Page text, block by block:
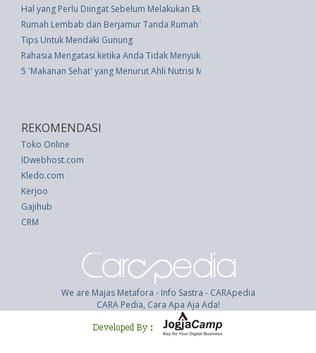
Hal yang Perlu Diingat Sebelum Melakukan Ekstensi Kuku
Rumah Lembab dan Berjamur Tanda Rumah Tidak Sehat
Tips Untuk Mendaki Gunung
Rahasia Mengatasi ketika Anda Tidak Menyukai Mertua
5 'Makanan Sehat' yang Menurut Ahli Nutrisi Membuang Uang
REKOMENDASI
Toko Online
IDwebhost.com
Kledo.com
Kerjoo
Gajihub
CRM
We are Majas Metafora - Info Sastra - CARApedia
CARA Pedia, Cara Apa Aja Ada!